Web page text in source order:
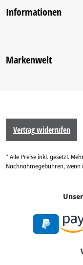
Informationen
Markenwelt
Vertrag widerrufen
* Alle Preise inkl. gesetzl.
Nachnahmegebühren,